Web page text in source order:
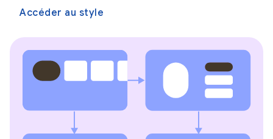
Accéder au style